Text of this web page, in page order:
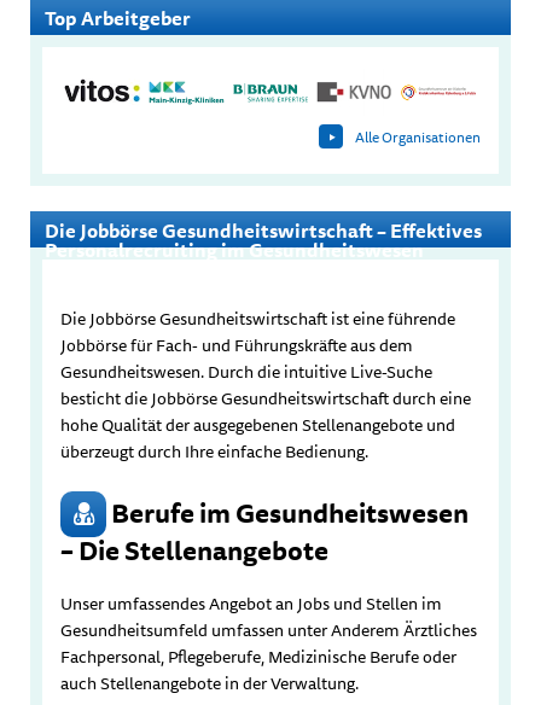
Top Arbeitgeber
Alle Organisationen
Die Jobbörse Gesundheitswirtschaft – Effektives
Personalrecruiting im Gesundheitswesen
Die Jobbörse Gesundheitswirtschaft ist eine führende
Jobbörse für Fach- und Führungskräfte aus dem
Gesundheitswesen. Durch die intuitive Live-Suche
besticht die Jobbörse Gesundheitswirtschaft durch eine
hohe Qualität der ausgegebenen Stellenangebote und
überzeugt durch Ihre einfache Bedienung.
Berufe im Gesundheitswesen
– Die Stellenangebote
Unser umfassendes Angebot an Jobs und Stellen im
Gesundheitsumfeld umfassen unter Anderem Ärztliches
Fachpersonal, Pflegeberufe, Medizinische Berufe oder
auch Stellenangebote in der Verwaltung.